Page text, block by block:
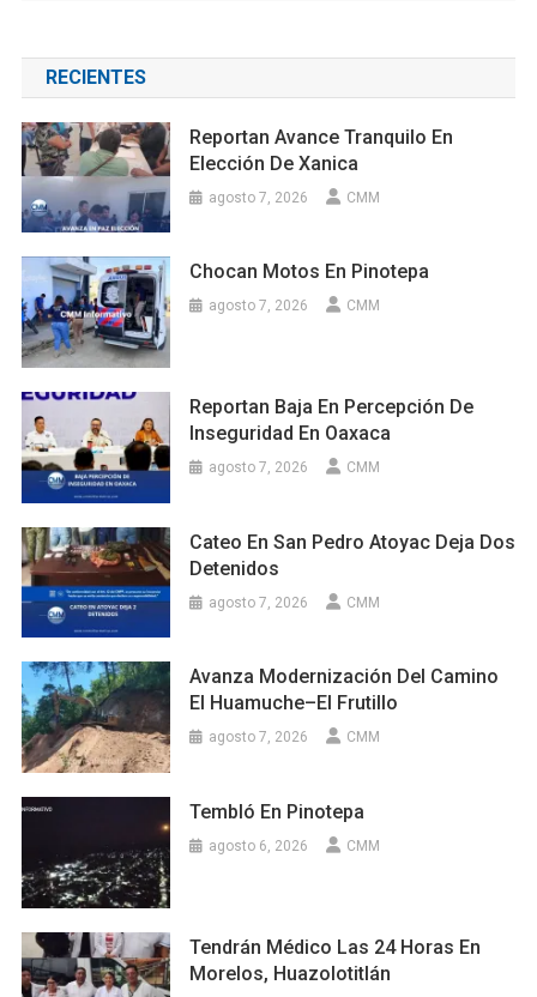
RECIENTES
Reportan Avance Tranquilo En
Elección De Xanica
agosto 7, 2026 CMM
Chocan Motos En Pinotepa
agosto 7, 2026 CMM
Reportan Baja En Percepción De
Inseguridad En Oaxaca
agosto 7, 2026 CMM
Cateo En San Pedro Atoyac Deja Dos
Detenidos
agosto 7, 2026 CMM
Avanza Modernización Del Camino
El Huamuche–El Frutillo
agosto 7, 2026 CMM
Tembló En Pinotepa
agosto 6, 2026 CMM
Tendrán Médico Las 24 Horas En
Morelos, Huazolotitlán